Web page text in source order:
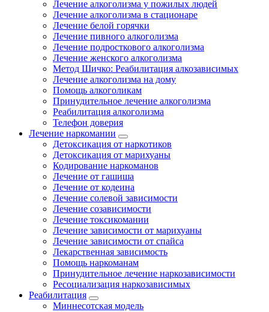
Лечение алкоголизма у пожилых людей
Лечение алкоголизма в стационаре
Лечение белой горячки
Лечение пивного алкоголизма
Лечение подросткового алкоголизма
Лечение женского алкоголизма
Метод Шичко: Реабилитация алкозависимых
Лечение алкоголизма на дому
Помощь алкоголикам
Принудительное лечение алкоголизма
Реабилитация алкоголизма
Телефон доверия
Лечение наркомании
Детоксикация от наркотиков
Детоксикация от марихуаны
Кодирование наркоманов
Лечение от гашиша
Лечение от кодеина
Лечение солевой зависимости
Лечение созависимости
Лечение токсикомании
Лечение зависимости от марихуаны
Лечение зависимости от спайса
Лекарственная зависимость
Помощь наркоманам
Принудительное лечение наркозависимости
Ресоциализация наркозависимых
Реабилитация
Миннесотская модель